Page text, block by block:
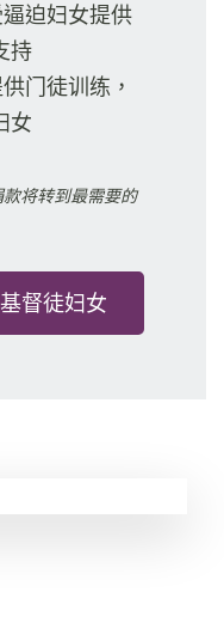
迫妇女提供
持
门徒训练，
女
将转到最需要的
督徒妇女